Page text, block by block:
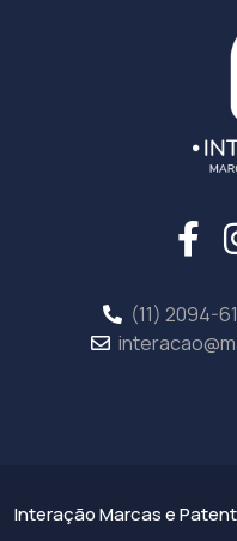
(11) 2094-
Interação Marcas e